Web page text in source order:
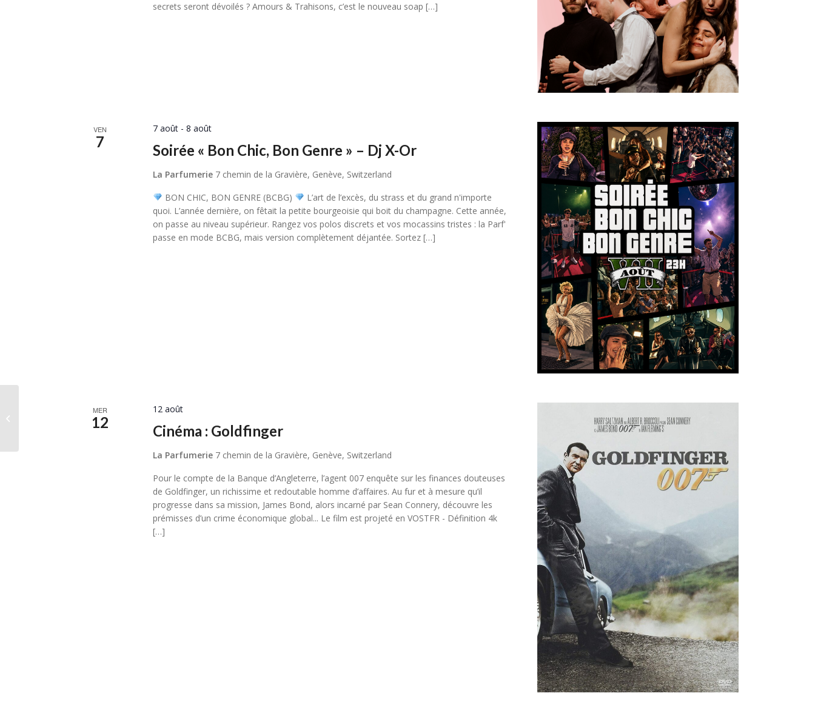
secrets seront dévoilés ? Amours & Trahisons, c’est le nouveau soap […]
VEN
7 Soirée « Bon Chic, Bon Genre » – Dj X-Or
7 août -8 août
La Parfumerie 7 chemin de la Gravière, Genève, Switzerland
BON CHIC, BON GENRE (BCBG)
L’art de l’excès, du strass et du grand n'importe
quoi. L’année dernière, on fêtait la petite bourgeoisie qui boit du champagne. Cette année,
on passe au niveau supérieur. Rangez vos polos discrets et vos mocassins tristes : la Parf'
passe en mode BCBG, mais version complètement déjantée. Sortez […]
MER
12 Cinéma : Goldfinger
12 août
La Parfumerie 7 chemin de la Gravière, Genève, Switzerland
Pour le compte de la Banque d’Angleterre, l’agent 007 enquête sur les finances douteuses
de Goldfinger, un richissime et redoutable homme d’affaires. Au fur et à mesure qu’il
progresse dans sa mission, James Bond, alors incarné par Sean Connery, découvre les
prémisses d’un crime économique global... Le film est projeté en VOSTFR - Définition 4k
[…]
Théâtre de la Parfumerie